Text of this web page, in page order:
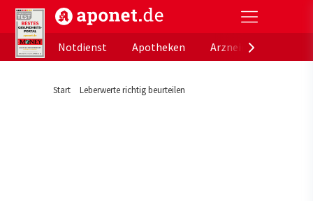
aponet.de - Das offizielle Gesundheitsportal der
Notdienst
Apotheken
Start Leberwerte richtig beurteilen